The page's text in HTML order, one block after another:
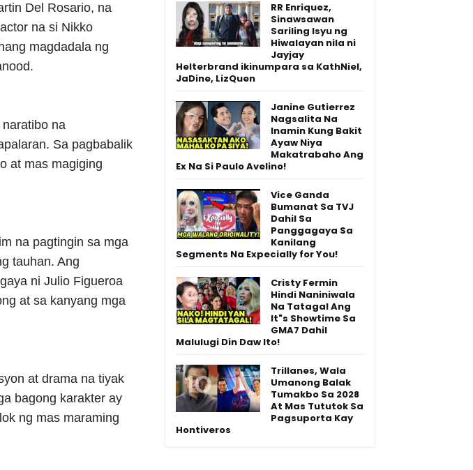
Del Rosario, na
na si Nikko
magdadala ng
na
Sa pagbabalik
at mas magiging
na pagtingin sa mga
tauhan. Ang
ni Julio Figueroa
at sa kanyang mga
at drama na tiyak
bagong karakter ay
ng mas maraming
RR Enriquez,
Sinawsawan
Sariling Isyu ng
Hiwalayan nila ni
Jayjay
Helterbrand ikinumpara sa KathNiel,
JaDine, LizQuen
Janine Gutierrez
Nagsalita Na
Inamin Kung Bakit
Ayaw Niya
Makatrabaho Ang
Ex Na Si Paulo Avelino!
Vice Ganda
Bumanat Sa TVJ
Dahil Sa
Panggagaya Sa
Kanilang
Segments Na Expecially for You!
Cristy Fermin
Hindi Naniniwala
Na Tatagal Ang
It"s Showtime Sa
GMA7 Dahil
Malulugi Din Daw Ito!
Trillanes, Wala
Umanong Balak
Tumakbo Sa 2028
At Mas Tututok Sa
Pagsuporta Kay
Hontiveros